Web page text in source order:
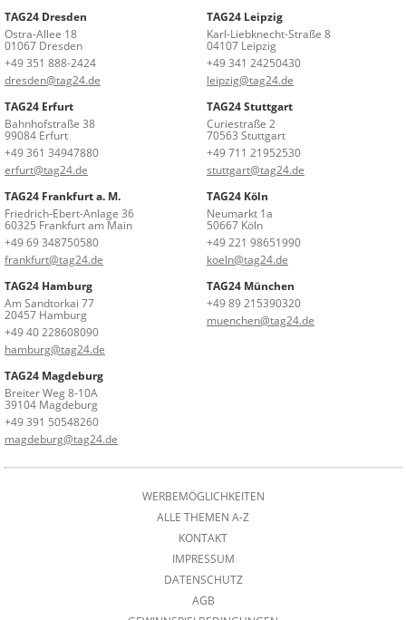
TAG24 Dresden
Ostra-Allee 18
01067 Dresden
+49 351 888-2424
dresden@tag24.de
TAG24 Leipzig
Karl-Liebknecht-Straße 8
04107 Leipzig
+49 341 24250430
leipzig@tag24.de
TAG24 Erfurt
Bahnhofstraße 38
99084 Erfurt
+49 361 34947880
erfurt@tag24.de
TAG24 Stuttgart
Curiestraße 2
70563 Stuttgart
+49 711 21952530
stuttgart@tag24.de
TAG24 Frankfurt a. M.
Friedrich-Ebert-Anlage 36
60325 Frankfurt am Main
+49 69 348750580
frankfurt@tag24.de
TAG24 Köln
Neumarkt 1a
50667 Köln
+49 221 98651990
koeln@tag24.de
TAG24 Hamburg
Am Sandtorkai 77
20457 Hamburg
+49 40 228608090
hamburg@tag24.de
TAG24 München
+49 89 215390320
muenchen@tag24.de
TAG24 Magdeburg
Breiter Weg 8-10A
39104 Magdeburg
+49 391 50548260
magdeburg@tag24.de
WERBEMÖGLICHKEITEN
ALLE THEMEN A-Z
KONTAKT
IMPRESSUM
DATENSCHUTZ
AGB